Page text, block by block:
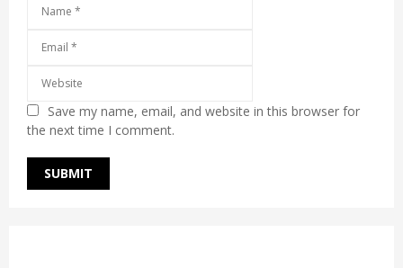
Save my name, email, and website in this browser for
the next time I comment.